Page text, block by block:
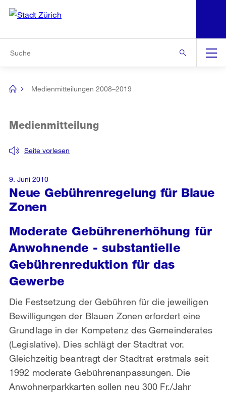
Navigation
[no
Medienmitteilungen 2008–2019
Neue Gebührenregelung für Blaue
Zonen
Seite vorlesen
Medienmitteilung
Moderate Gebührenerhöhung für
Anwohnende - substantielle
Gebührenreduktion für das
Gewerbe
Die Festsetzung der Gebühren für die jeweiligen
Bewilligungen der Blauen Zonen erfordert eine
Grundlage in der Kompetenz des Gemeinderates
(Legislative). Dies schlägt der Stadtrat vor.
Gleichzeitig beantragt der Stadtrat erstmals seit
1992 moderate Gebührenanpassungen. Die
Anwohnerparkkarten sollen neu 300 Fr./Jahr
9. Juni 2010